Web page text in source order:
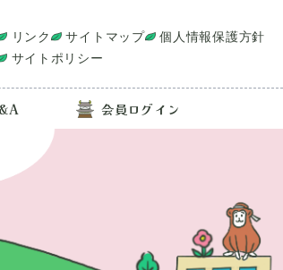
リンク サイトマップ
個人情報保護方針
サイトポリシー
会員ログイン